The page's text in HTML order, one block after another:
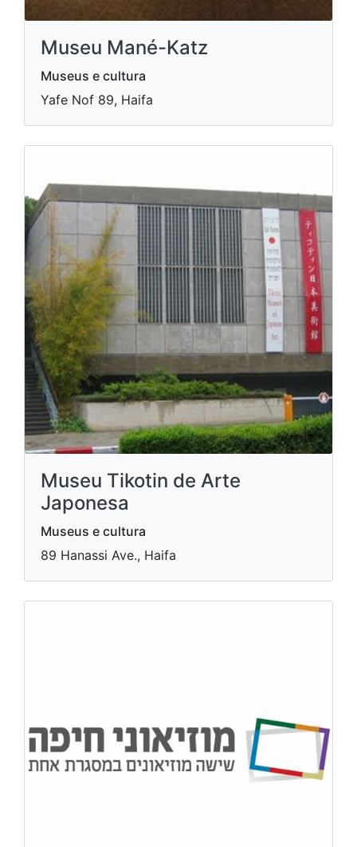
Museu Mané-Katz
Museus e cultura
Yafe Nof 89, Haifa
Museu Tikotin de Arte
Japonesa
Museus e cultura
89 Hanassi Ave., Haifa